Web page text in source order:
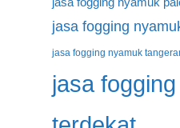
jasa fogging
jasa fogging nyamuk
jasa